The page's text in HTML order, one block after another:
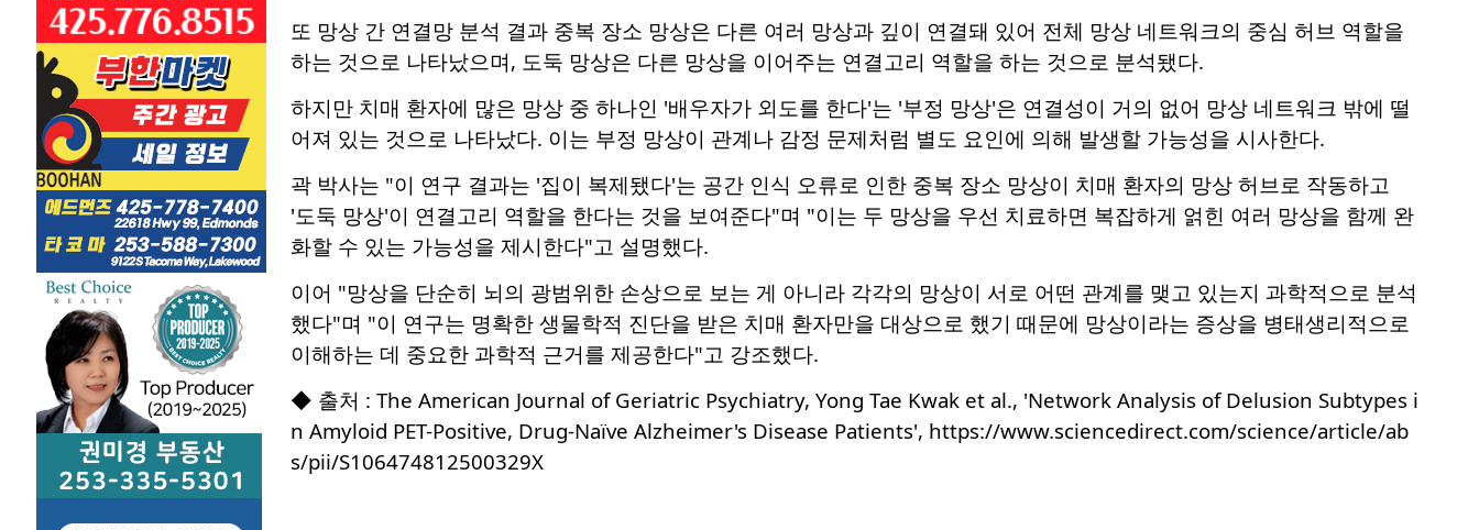
또 망상 간 연결망 분석 결과 중복 장소 망상은 다른 여러 망상과 깊이 연결돼 있어 전체 망상 네트워크의 중심 허브 역할을
하는 것으로 나타났으며, 도둑 망상은 다른 망상을 이어주는 연결고리 역할을 하는 것으로 분석됐다.
하지만 치매 환자에 많은 망상 중 하나인 '배우자가 외도를 한다'는 '부정 망상'은 연결성이 거의 없어 망상 네트워크 밖에 떨
어져 있는 것으로 나타났다. 이는 부정 망상이 관계나 감정 문제처럼 별도 요인에 의해 발생할 가능성을 시사한다.
곽 박사는 "이 연구 결과는 '집이 복제됐다'는 공간 인식 오류로 인한 중복 장소 망상이 치매 환자의 망상 허브로 작동하고
'도둑 망상'이 연결고리 역할을 한다는 것을 보여준다"며 "이는 두 망상을 우선 치료하면 복잡하게 얽힌 여러 망상을 함께 완
화할 수 있는 가능성을 제시한다"고 설명했다.
이어 "망상을 단순히 뇌의 광범위한 손상으로 보는 게 아니라 각각의 망상이 서로 어떤 관계를 맺고 있는지 과학적으로 분석
했다"며 "이 연구는 명확한 생물학적 진단을 받은 치매 환자만을 대상으로 했기 때문에 망상이라는 증상을 병태생리적으로
이해하는 데 중요한 과학적 근거를 제공한다"고 강조했다.
◆ 출처 : The American Journal of Geriatric Psychiatry, Yong Tae Kwak et al., 'Network Analysis of Delusion Subtypes i
n Amyloid PET-Positive, Drug-Naïve Alzheimer's Disease Patients', https://www.sciencedirect.com/science/article/ab
s/pii/S106474812500329X